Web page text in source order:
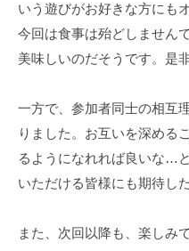
いう遊びがお好きな方にも
今回は食事は殆どしません
美味しいのだそうです。是
一方で、参加者同士の相互
りました。お互いを深める
るようになれれば良いな…
いただける皆様にも期待し
また、次回以降も、楽しみ